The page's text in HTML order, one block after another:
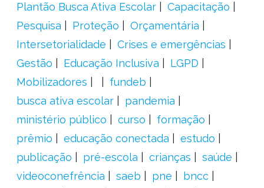
Plantão Busca Ativa Escolar
Capacitação
Pesquisa
Proteção
Orçamentária
Intersetorialidade
Crises e emergências
Gestão
Educação Inclusiva
LGPD
Mobilizadores
fundeb
busca ativa escolar
pandemia
ministério público
curso
formação
prêmio
educação conectada
estudo
publicação
pré-escola crianças
saúde
videoconefrência
saeb pne
bncc